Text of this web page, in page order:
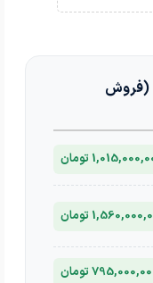
(فروش
تومان
تومان
تومان